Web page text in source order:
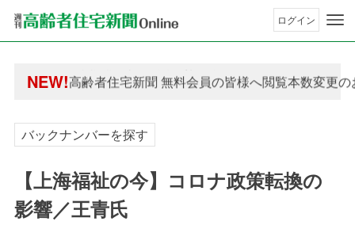
ログイン
NEW!高齢者住宅新聞 無料会員の皆様へ閲覧本数変更
高齢者住宅新聞 無料会員の皆様へ閲覧本数変更
バックナンバーを探す
【上海福祉の今】コロナ政策転換の
影響／王青氏